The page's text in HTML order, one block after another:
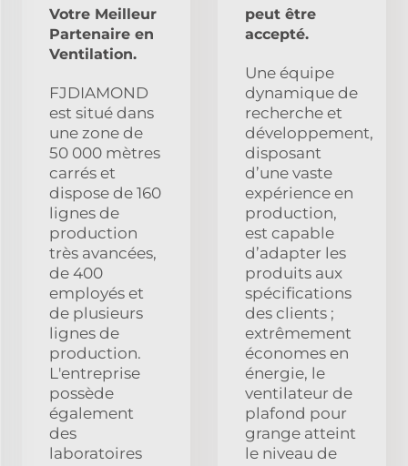
Votre Meilleur
Partenaire en
Ventilation.
FJDIAMOND
est situé dans
une zone de
50 000 mètres
carrés et
dispose de 160
lignes de
production
très avancées,
de 400
employés et
de plusieurs
lignes de
production.
L'entreprise
possède
également
des
laboratoires
peut être
accepté.
Une équipe
dynamique de
recherche et
développement,
disposant
d’une vaste
expérience en
production,
est capable
d’adapter les
produits aux
spécifications
des clients ;
extrêmement
économes en
énergie, le
ventilateur de
plafond pour
grange atteint
le niveau de